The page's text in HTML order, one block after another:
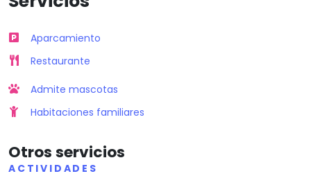
Aparcamiento
Restaurante
Admite mascotas
Habitaciones familiares
Otros servicios
ACTIVIDADES